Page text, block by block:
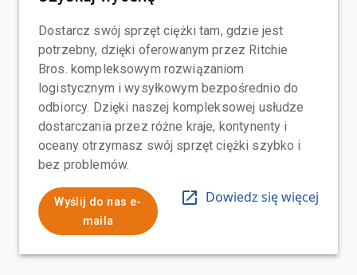
Dostarcz swój sprzęt ciężki tam, gdzie jest
potrzebny, dzięki oferowanym przez Ritchie
Bros. kompleksowym rozwiązaniom
logistycznym i wysyłkowym bezpośrednio do
odbiorcy. Dzięki naszej kompleksowej usłudze
dostarczania przez różne kraje, kontynenty i
oceany otrzymasz swój sprzęt ciężki szybko i
bez problemów.
Wyślij do nas e-
maila
Dowiedz się więcej